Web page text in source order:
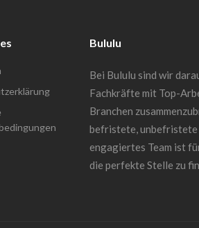
Bululu
Bei Bululu sind wir
Fachkräfte mit Top-
Branchen
befristete, unbefristete
engagiertes Team ist
die perfekte Stelle zu